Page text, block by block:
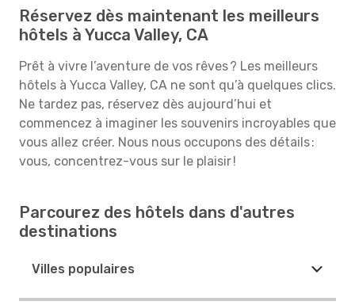
Réservez dès maintenant les meilleurs
hôtels à Yucca Valley, CA
Prêt à vivre l’aventure de vos rêves ? Les meilleurs
hôtels à Yucca Valley, CA ne sont qu’à quelques clics.
Ne tardez pas, réservez dès aujourd’hui et
commencez à imaginer les souvenirs incroyables que
vous allez créer. Nous nous occupons des détails :
vous, concentrez-vous sur le plaisir !
Parcourez des hôtels dans d'autres
destinations
Villes populaires